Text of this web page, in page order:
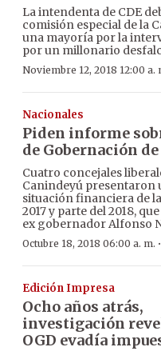
La intendenta de CDE
comisión especial de la
una mayoría por la
por un millonario
Noviembre 12, 2018 12:00 a.
Nacionales
Piden informe
de Gobernación
Cuatro concejales
Canindeyú presentaron
situación financiera de
2017 y parte del 2018,
ex gobernador Alfonso
Octubre 18, 2018 06:00 a. m. ·
Edición Impresa
Ocho años atrás,
investigación
OGD evadía